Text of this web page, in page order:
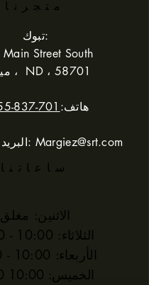
متجرنا
تبوك:
Street South
مينوت ، ND ، 58701
هاتف: 701-837-8555
البريد الإلكتروني: Margiez@srt.com
ساعاتنا
الاثنين: مغلق
الثلاثاء: 10:00 - 8:30
الأربعاء: 10:00 - 5:30
الخميس: 10:00 8:30